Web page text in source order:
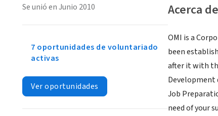
Acerca de
OMI is a
been
after it with
Development
Job
need of your
Se unió en Junio 2010
7 oportunidades de voluntariado
activas
Ver oportunidades